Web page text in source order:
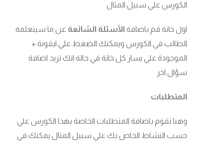
الكورس علي سبيل المثال
اول خانة قم باضافة الأسئلة الشائعة عن ما سيتعلمه
الطالب في الكورس ويمكنك الضغط علي ايقونة +
الموجودة علي يسار كل خانة في حالة انك تريد اضافة
سؤال اخر
المتطلبات
وهنا تقوم باضافة المتطلبات الخاصة بهذا الكورس علي
حسب النشاط الخاص بك علي سبيل المثال يمكنك في